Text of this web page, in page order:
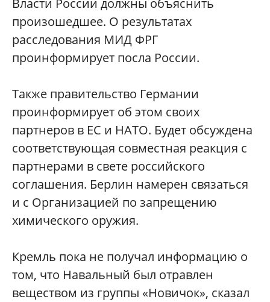
Власти России должны объяснить
произошедшее. О результатах
расследования МИД ФРГ
проинформирует посла России.
Также правительство Германии
проинформирует об этом своих
партнеров в ЕС и НАТО. Будет обсуждена
соответствующая совместная реакция с
партнерами в свете российского
соглашения. Берлин намерен связаться
и с Организацией по запрещению
химического оружия.
Кремль пока не получал информацию о
том, что Навальный был отравлен
веществом из группы «Новичок», сказал